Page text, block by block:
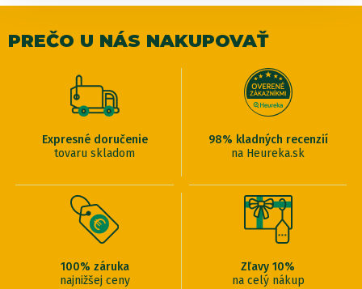
PREČO U NÁS NAKUPOVAŤ
Expresné doručenie
tovaru skladom
98% kladných recenzií
na Heureka.sk
100% záruka
najnižšej ceny
Zľavy 10%
na celý nákup